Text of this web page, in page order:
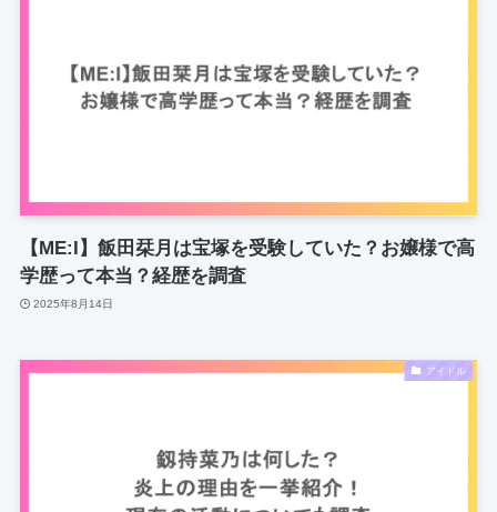
【ME:I】飯田栞月は宝塚を受験していた？お嬢様で高
学歴って本当？経歴を調査
2025年8月14日
アイドル